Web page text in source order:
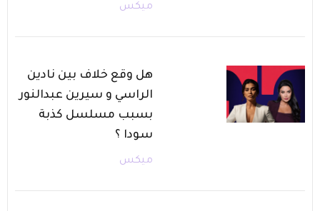
ميكس
هل وقع خلاف بين نادين
الراسي و سيرين عبدالنور
بسبب مسلسل كذبة
سودا ؟
ميكس